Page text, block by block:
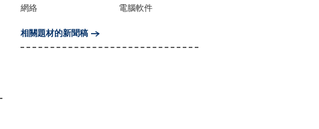
網絡
電腦軟件
相關題材的新聞稿